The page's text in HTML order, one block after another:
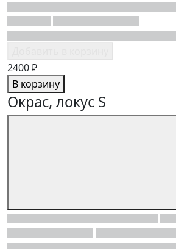
2400 ₽
В корзину
Окрас, локус S